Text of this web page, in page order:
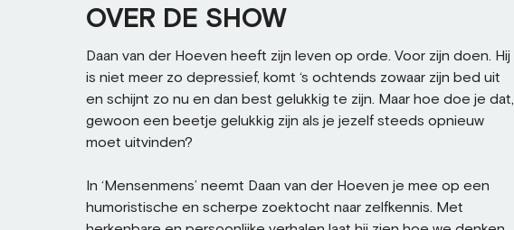
OVER DE SHOW
Daan van der Hoeven heeft zijn leven op orde. Voor zijn doen. Hij
is niet meer zo depressief, komt ‘s ochtends zowaar zijn bed uit
en schijnt zo nu en dan best gelukkig te zijn. Maar hoe doe je dat,
gewoon een beetje gelukkig zijn als je jezelf steeds opnieuw
moet uitvinden?
In ‘Mensenmens’ neemt Daan van der Hoeven je mee op een
humoristische en scherpe zoektocht naar zelfkennis. Met